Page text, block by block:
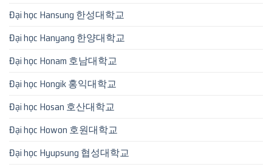
Đại học Hansung 한성대학교
Đại học Hanyang 한양대학교
Đại học Honam 호남대학교
Đại học Hongik 홍익대학교
Đại học Hosan 호산대학교
Đại học Howon 호원대학교
Đại học Hyupsung 협성대학교